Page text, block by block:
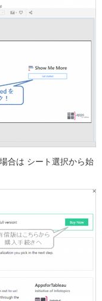
合は シート選択から始